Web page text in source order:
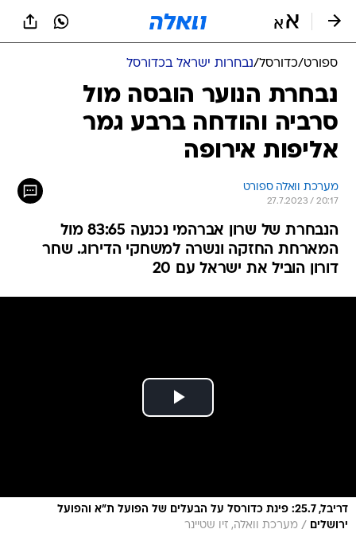
ספורט/כדורסל/נבחרות ישראל בכדורסל
נבחרת הנוער הובסה מול
סרביה והודחה ברבע גמר
אליפות אירופה
מערכת וואלה ספורט
27.7.2023 / 20:17
הנבחרת של שרון אברהמי נכנעה 83:65 מול
המארחת החזקה ונשרה למשחקי הדירוג. שחר
דורון הוביל את ישראל עם 20
דריבל, 25.7: פינת כדורסל על הבעלים של הפועל ת"א והפועל
ירושלים
/ מערכת וואלה, זיו שטיינר